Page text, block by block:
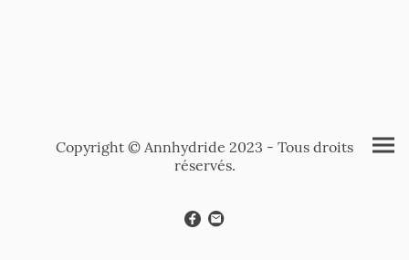
Copyright © Annhydride 2023 - Tous droits
réservés.